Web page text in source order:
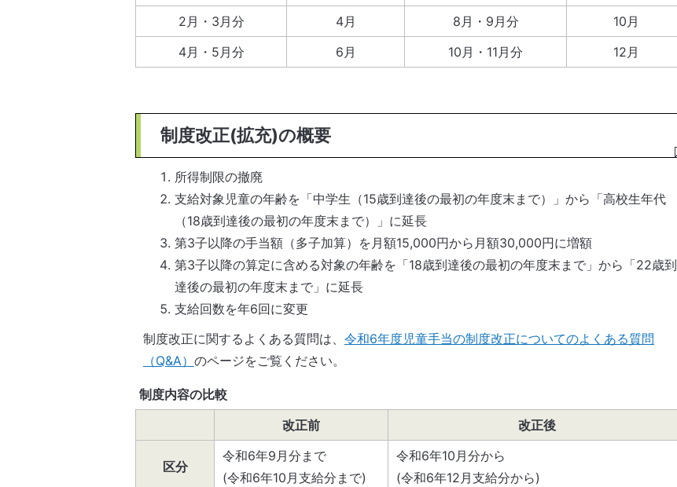
2月・3月分
4月 8月・9月分
10月
4月・5月分
6月 10月・11月分 12月
制度改正(拡充)の概要
所得制限の撤廃
支給対象児童の年齢を「中学生（15歳到達後の最初の年度末まで）」から「高校生年代
（18歳到達後の最初の年度末まで）」に延長
第3子以降の手当額（多子加算）を月額15,000円から月額30,000円に増額
第3子以降の算定に含める対象の年齢を「18歳到達後の最初の年度末まで」から「22歳到
達後の最初の年度末まで」に延長
支給回数を年6回に変更
制度改正に関するよくある質問は、 令和6年度児童手当の制度改正についてのよくある質問
（Q&A） のページをご覧ください。
制度内容の比較
改正前
改正後
区分
令和6年9月分まで
(令和6年10月支給分まで)
令和6年10月分から
(令和6年12月支給分から)